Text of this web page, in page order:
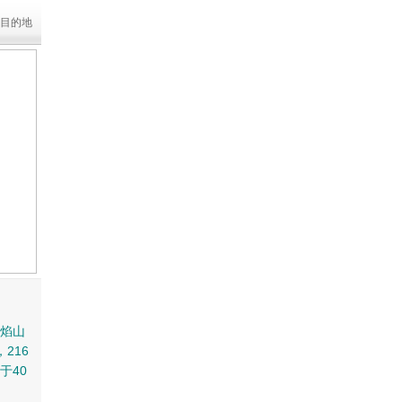
目的地
山
216
40